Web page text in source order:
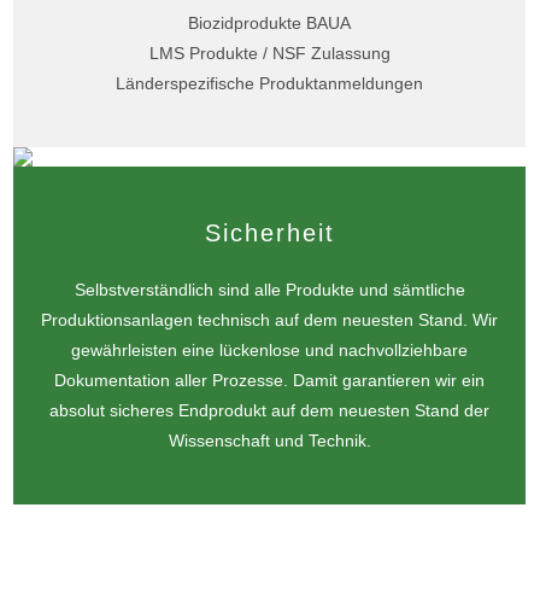
Biozidprodukte BAUA
LMS Produkte / NSF Zulassung
Länderspezifische Produktanmeldungen
Sicherheit
Selbstverständlich sind alle Produkte und sämtliche
Produktionsanlagen technisch auf dem neuesten Stand. Wir
gewährleisten eine lückenlose und nachvollziehbare
Dokumentation aller Prozesse. Damit garantieren wir ein
absolut sicheres Endprodukt auf dem neuesten Stand der
Wissenschaft und Technik.